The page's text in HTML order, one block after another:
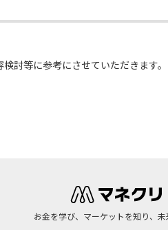
討等に参考にさせていただきます。
お金を学び、マーケットを知り、未